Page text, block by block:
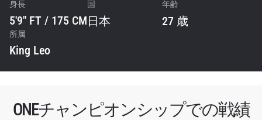
身長
5'9" FT / 175 CM
国
日本
年齢
27 歳
所属
King Leo
ONEチャンピオンシップでの戦績